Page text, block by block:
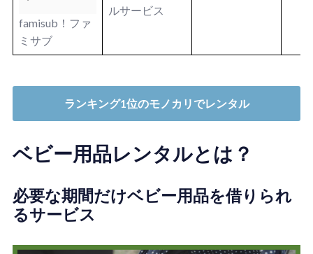
famisub！ファ
ミサブ
ルサービス
ランキング1位のモノカリでレンタル
ベビー用品レンタルとは？
必要な期間だけベビー用品を借りられ
るサービス